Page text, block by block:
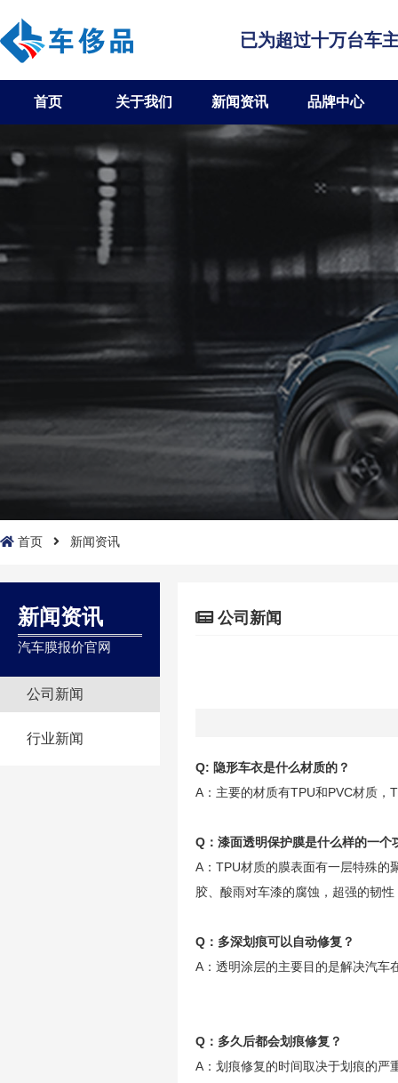
已为超过十万台车
首页 关于我们 新闻资讯 品牌中心
首页 新闻资讯
新闻资讯
汽车膜报价官网
公司新闻
行业新闻
公司新闻
Q: 隐形车衣是什么材质的？
A：主要的材质有TPU和PVC材质，
Q：漆面透明保护膜是什么样的一个
A：TPU材质的膜表面有一层特殊的
胶、酸雨对车漆的腐蚀，超强的韧
Q：多深划痕可以自动修复？
A：透明涂层的主要目的是解决汽车
Q：多久后都会划痕修复？
A：划痕修复的时间取决于划痕的严